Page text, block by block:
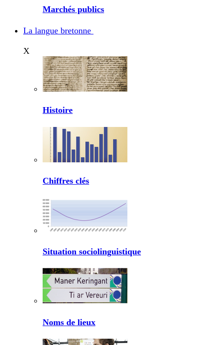
Marchés publics
La langue bretonne
X
Histoire
Chiffres clés
Situation sociolinguistique
Noms de lieux